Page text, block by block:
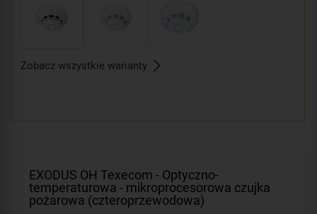
Zobacz wszystkie warianty
EXODUS OH Texecom - Optyczno-
temperaturowa - mikroprocesorowa czujka
pożarowa (czteroprzewodowa)